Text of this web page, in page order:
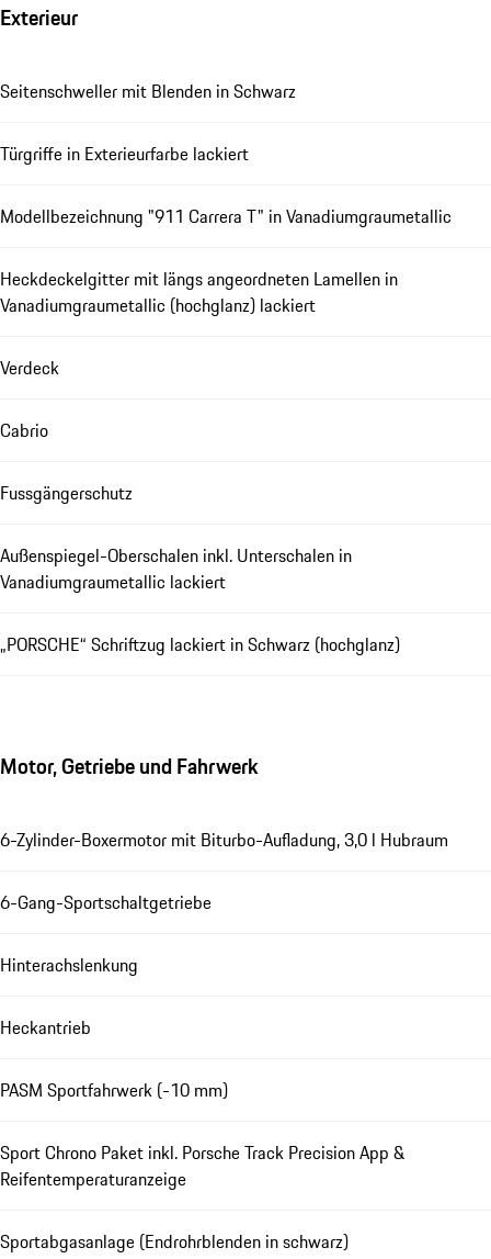
Exterieur
Seitenschweller mit Blenden in Schwarz
Türgriffe in Exterieurfarbe lackiert
Modellbezeichnung "911 Carrera T" in Vanadiumgraumetallic
Heckdeckelgitter mit längs angeordneten Lamellen in
Vanadiumgraumetallic (hochglanz) lackiert
Verdeck
Cabrio
Fussgängerschutz
Außenspiegel-Oberschalen inkl. Unterschalen in
Vanadiumgraumetallic lackiert
„PORSCHE“ Schriftzug lackiert in Schwarz (hochglanz)
Motor, Getriebe und Fahrwerk
6-Zylinder-Boxermotor mit Biturbo-Aufladung, 3,0 l Hubraum
6-Gang-Sportschaltgetriebe
Hinterachslenkung
Heckantrieb
PASM Sportfahrwerk (-10 mm)
Sport Chrono Paket inkl. Porsche Track Precision App &
Reifentemperaturanzeige
Sportabgasanlage (Endrohrblenden in schwarz)